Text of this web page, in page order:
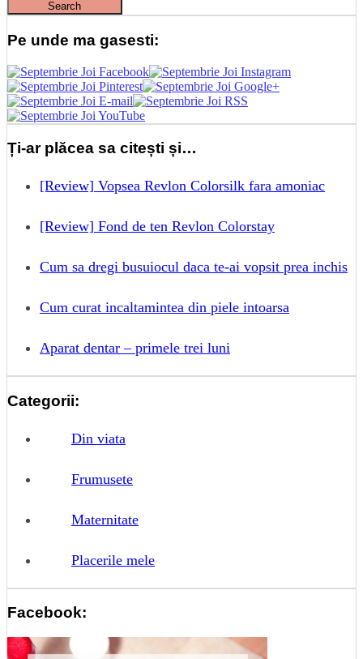
Pe unde ma gasesti:
Ți-ar plăcea sa citești și…
[Review] Vopsea Revlon Colorsilk fara amoniac
[Review] Fond de ten Revlon Colorstay
Cum sa dregi busuiocul daca te-ai vopsit prea inchis
Cum curat incaltamintea din piele intoarsa
Aparat dentar – primele trei luni
Categorii:
Din viata
Frumusete
Maternitate
Placerile mele
Facebook: